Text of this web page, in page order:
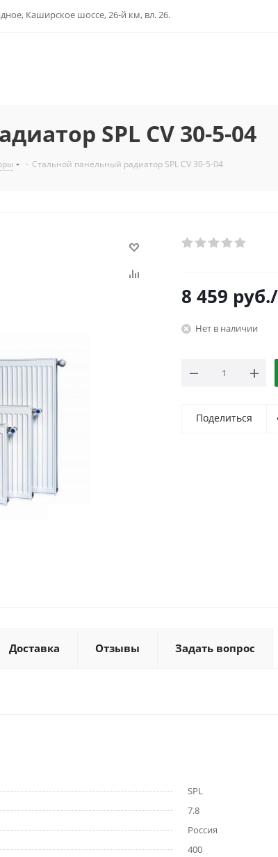
Каширское шоссе, 26-й км, вл. 26.
SPL CV 30-5-04
- Стальной панельный радиатор SPL CV 30-5-04
8 459 руб.
Нет в наличии
Поделиться
Доставка Отзывы Задать вопрос
SPL
7.8
Россия
400